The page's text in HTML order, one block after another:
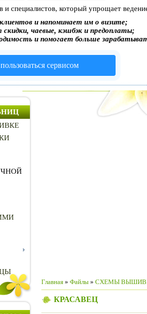
и специалистов, который упрощает
и напоминает им о визите;
скидки, чаевые, кэшбэк и предоплаты;
и помогает больше
сервисом
Главная » Файлы » CХЕМЫ
КРАСАВЕЦ